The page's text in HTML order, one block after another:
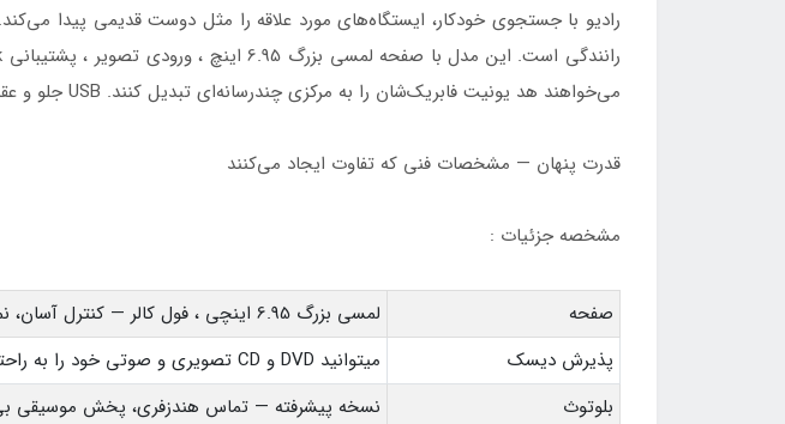
رادیو با جستجوی خودکار، ایستگاه‌های مورد علاقه را مثل دوست قدیمی پیدا
می‌خواهند هد یونیت فابریک‌شان را به مرکزی چندرسانه‌ای تبدیل کنند. USB جلو و عقب ، AUX، هر فایلی، هر لحظه، آماده پخش.
قدرت پنهان — مشخصات فنی که تفاوت ایجاد می‌کنند
مشخصه جزئیات :
صفحه
لمسی بزرگ 6.95 اینچی ، فول کالر — کنترل آسان، نمایش واضح
پذیرش دیسک
میتوانید DVD و CD تصویری و صوتی خود را به راحتی پخش کنید
بلوتوث
نسخه پیشرفته — تماس هندزفری، پخش موسیقی